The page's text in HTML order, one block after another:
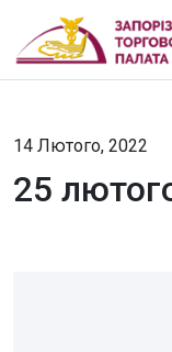
14 Лютого, 2022
25